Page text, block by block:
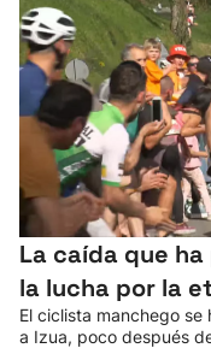
La caída que
la lucha por la
El ciclista manchego se
a Izua, poco después